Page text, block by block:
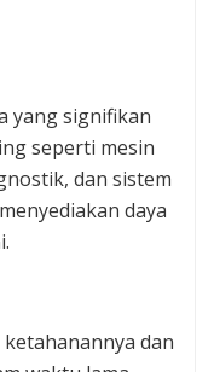
yang signifikan
seperti mesin
dan sistem
daya
dan